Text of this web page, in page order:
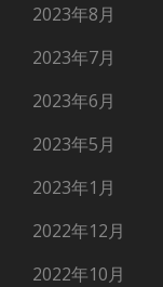
2023年8月
2023年7月
2023年6月
2023年5月
2023年1月
2022年12月
2022年10月